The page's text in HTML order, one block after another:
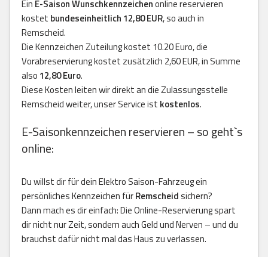
Ein E-Saison Wunschkennzeichenonline reservieren
kostet bundeseinheitlich 12,80 EUR, so auch in
Remscheid.
Die Kennzeichen Zuteilung kostet 10.20 Euro, die
Vorabreservierung kostet zusätzlich 2,60 EUR, in Summe
also 12,80 Euro.
Diese Kosten leiten wir direkt an die Zulassungsstelle
Remscheid weiter, unser Service ist kostenlos.
E-Saisonkennzeichen reservieren – so geht`s
online:
Du willst dir für dein Elektro Saison-Fahrzeug ein
persönliches Kennzeichen fürRemscheidsichern?
Dann mach es dir einfach: Die Online-Reservierung spart
dir nicht nur Zeit, sondern auch Geld und Nerven – und du
brauchst dafür nicht mal das Haus zu verlassen.